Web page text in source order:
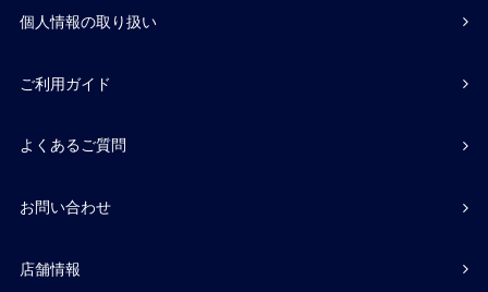
個人情報の取り扱い
ご利用ガイド
よくあるご質問
お問い合わせ
店舗情報